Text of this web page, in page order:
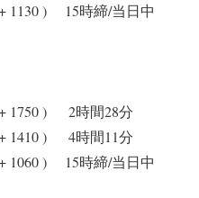
+ 1130 ) 15時締/当日中
+ 1750 ) 2時間28分
1410 ) 4時間11分
+ 1060 ) 15時締/当日中